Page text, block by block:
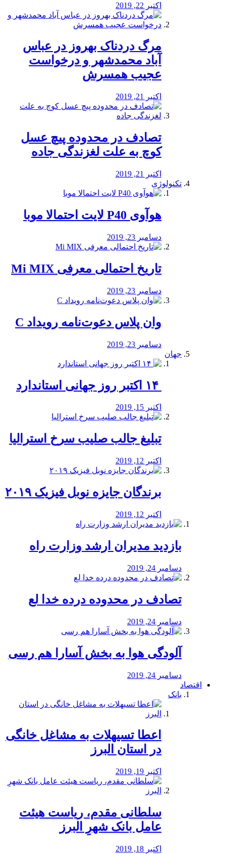
اکتبر 22, 2019
مرگ دردناک بهروز در عباس
آباد محمدشهر و درخواست
عجیب همسرش
اکتبر 21, 2019
تصادف در محدوده پیچ عسل
کوچ به علت لغزندگی جاده
اکتبر 21, 2019
تکنولوژی
هوآوی P40 لایت احتمالا موبا
دسامبر 23, 2019
تاریخ احتمالی معرفی Mi MIX
دسامبر 23, 2019
وان پلاس دعوت‌نامه رویداد C
دسامبر 23, 2019
جهان
اکتبر 15, 2019
تبلیغ جالب صلیب سرخ استرالیا
اکتبر 12, 2019
برندگان جایزه نوبل فیزیک ۲۰۱۹
اکتبر 12, 2019
بازدید مدیران ارشد وزارت راه
دسامبر 24, 2019
تصادف در محدوده درده خدا لع
دسامبر 24, 2019
آلودگی هوا به بخش آسارا هم رسی
دسامبر 24, 2019
اقتصاد
بانک
️اعطا تسیهلات به مشاغل خانگی
در استان البرز
اکتبر 19, 2019
سلطانی مقدم، ریاست هیئت
عامل بانک شهرِ البرز
اکتبر 18, 2019